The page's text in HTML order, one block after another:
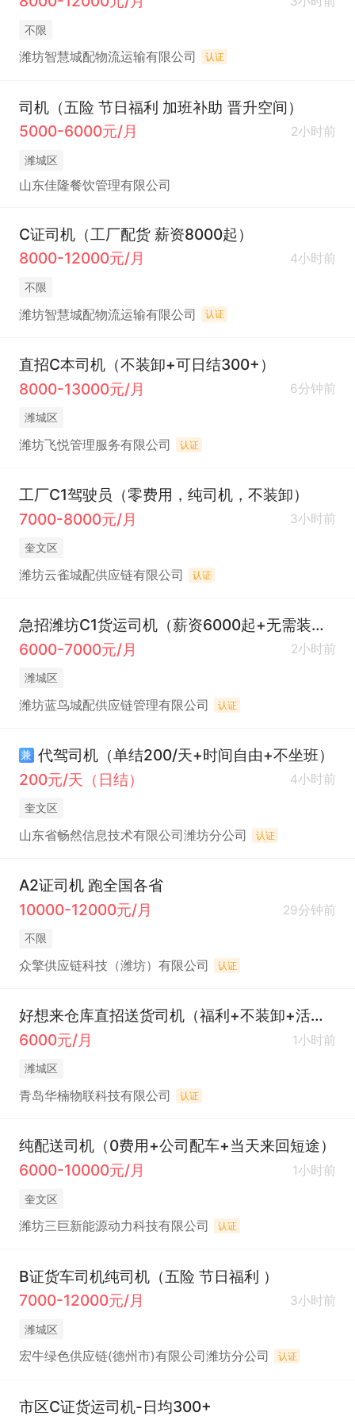
不限
潍坊智慧城配物流运输有限公司 认证
司机（五险 节日福利 加班补助 晋升空间）
5000-6000元/月
2小时前
潍城区
山东佳隆餐饮管理有限公司
C证司机（工厂配货 薪资8000起）
8000-12000元/月
4小时前
不限
潍坊智慧城配物流运输有限公司 认证
直招C本司机（不装卸+可日结300+）
8000-13000元/月
6分钟前
潍城区
潍坊飞悦管理服务有限公司 认证
工厂C1驾驶员（零费用，纯司机，不装卸）
7000-8000元/月
3小时前
奎文区
潍坊云雀城配供应链有限公司 认证
急招潍坊C1货运司机（薪资6000起+无需装卸+15号准时发工资）
6000-7000元/月
2小时前
潍城区
潍坊蓝鸟城配供应链管理有限公司 认证
兼 代驾司机（单结200/天+时间自由+不坐班）
200元/天（日结）
4小时前
奎文区
山东省畅然信息技术有限公司潍坊分公司 认证
A2证司机 跑全国各省
10000-12000元/月
29分钟前
不限
众擎供应链科技（潍坊）有限公司 认证
好想来仓库直招送货司机（福利+不装卸+活轻松）
6000元/月
1小时前
潍城区
青岛华楠物联科技有限公司 认证
纯配送司机（0费用+公司配车+当天来回短途）
6000-10000元/月
1小时前
奎文区
潍坊三巨新能源动力科技有限公司 认证
B证货车司机纯司机（五险 节日福利 ）
7000-12000元/月
3小时前
潍城区
宏牛绿色供应链(德州市)有限公司潍坊分公司 认证
市区C证货运司机-日均300+